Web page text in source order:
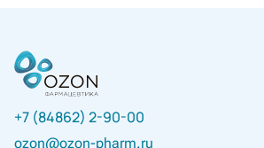
+7 (84862) 2-90-00
ozon@ozon-pharm.ru